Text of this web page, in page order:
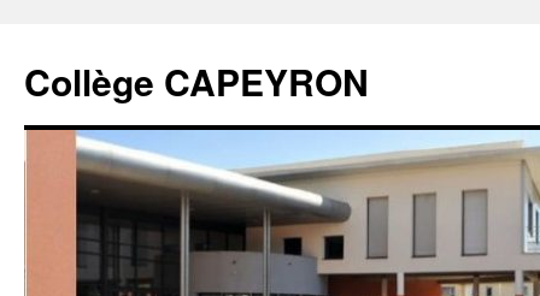
Collège CAPEYRON